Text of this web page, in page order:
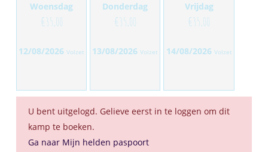
Woensdag
€35,00
12/08/2026 Volzet
Donderdag
€35,00
13/08/2026 Volzet
Vrijdag
€35,00
14/08/2026 Volzet
U bent uitgelogd. Gelieve eerst in te loggen om dit
kamp te boeken.
Ga naar Mijn helden paspoort